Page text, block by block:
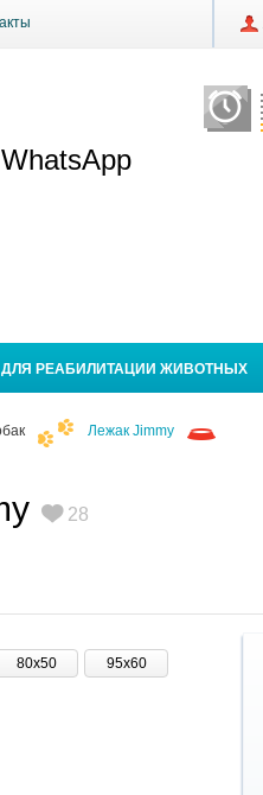
РЕАБИЛИТАЦИИ ЖИВОТНЫХ
Лежак Jimmy
28
80х50 95х60